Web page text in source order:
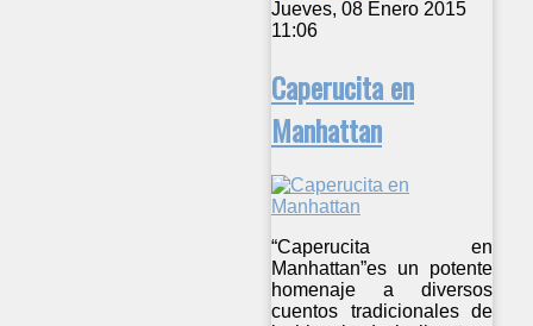
Jueves, 08 Enero 2015
11:06
Caperucita en
Manhattan
“Caperucita en
Manhattan”es un potente
homenaje a diversos
cuentos tradicionales de